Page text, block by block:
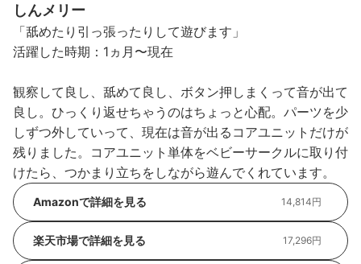
しんメリー
「舐めたり引っ張ったりして遊びます」
活躍した時期：1ヵ月〜現在
観察して良し、舐めて良し、ボタン押しまくって音が出て
良し。ひっくり返せちゃうのはちょっと心配。パーツを少
しずつ外していって、現在は音が出るコアユニットだけが
残りました。コアユニット単体をベビーサークルに取り付
けたら、つかまり立ちをしながら遊んでくれています。
Amazonで詳細を見る 14,814円
楽天市場で詳細を見る 17,296円